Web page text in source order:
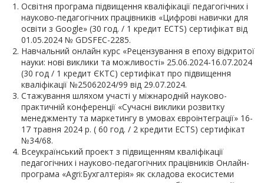
Освітня програма підвищення кваліфікації педагогічних і
науково-педагогічних працівників «Цифрові навички для
освіти з Google» (30 год. / 1 кредит ЕСTS) сертифікат від
01.05.2024 № GDSFEC-2285.
Навчальний онлайн курс «Рецензування в епоху відкритої
науки: нові виклики та можливості» 25.06.2024-16.07.2024
(30 год / 1 кредит ЄКТС) сертифікат про підвищення
кваліфікації №25062024/99 від 29.07.2024.
Стажування шляхом участі у міжнародній науково-
практичній конференції «Сучасні виклики розвитку
менеджменту та маркетингу в умовах євроінтеграції» 16-
17 травня 2024 р. ( 60 год. / 2 кредити ЕСTS) сертифікат
№34/68.
Всеукраїнський проект з підвищенням кваліфікації
педагогічних і науково-педагогічних працівників Онлайн-
програма «Agri:Бухгалтерія» як складова екосистеми